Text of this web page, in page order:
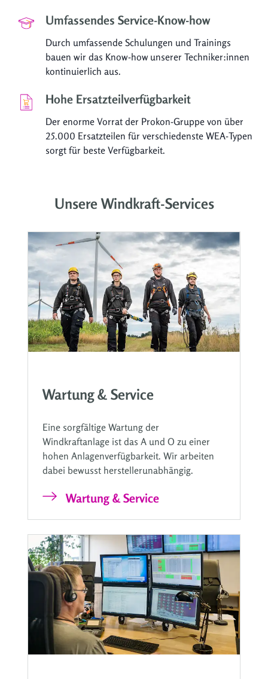
Umfassendes Service-Know-how
Durch umfassende Schulungen und Trainings
bauen wir das Know-how unserer Techniker:innen
kontinuierlich aus.
Hohe Ersatzteilverfügbarkeit
Der enorme Vorrat der Prokon-Gruppe von über
25.000 Ersatzteilen für verschiedenste WEA-Typen
sorgt für beste Verfügbarkeit.
Unsere Windkraft-Services
Wartung & Service
Eine sorgfältige Wartung der
Windkraftanlage ist das A und O zu einer
hohen Anlagenverfügbarkeit. Wir arbeiten
dabei bewusst herstellerunabhängig.
Wartung & Service